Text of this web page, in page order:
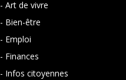
- Art de vivre
- Bien-être
- Emploi
- Finances
- Infos citoyennes